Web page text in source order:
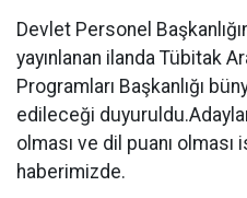
Devlet Personel
yayınlanan ilanda Tübitak
Programları Başkanlığı
edileceği
olması ve dil puanı
haberimizde.